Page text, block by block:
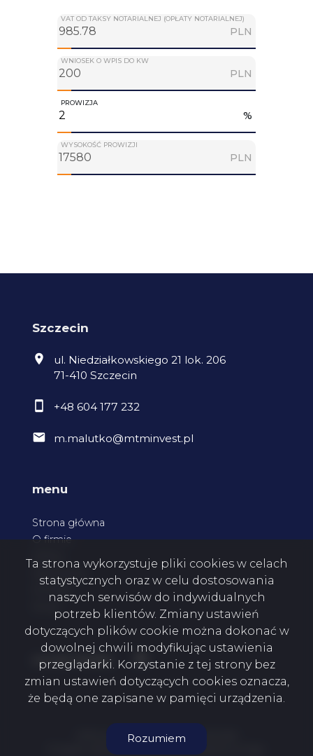
VAT OD TAKSY NOTARIALNEJ (OPŁATY NOTARIALNEJ)
PLN
WNIOSEK O WPIS DO KW
PLN
PROWIZJA
%
WYSOKOŚĆ PROWIZJI
PLN
Szczecin
ul. Niedziałkowskiego 21 lok. 206
71-410 Szczecin
+48 604 177 232
m.malutko@mtminvest.pl
menu
Strona główna
O firmie
Kontakt
social media Facebook
MTM Invest Mateusz Malutko © 2026
Program dla biur nieruchomości
Galactica Virgo
Ta strona wykorzystuje pliki cookies w celach
statystycznych oraz w celu dostosowania
naszych serwisów do indywidualnych
potrzeb klientów. Zmiany ustawień
dotyczących plików cookie można dokonać w
dowolnej chwili modyfikując ustawienia
przeglądarki. Korzystanie z tej strony bez
zmian ustawień dotyczących cookies oznacza,
że będą one zapisane w pamięci urządzenia.
Rozumiem